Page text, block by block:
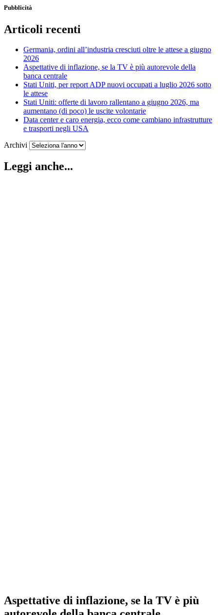
Pubblicità
Articoli recenti
Germania, ordini all’industria cresciuti oltre le attese a giugno
2026
Aspettative di inflazione, se la TV è più autorevole della
banca centrale
Stati Uniti, per report ADP nuovi occupati a luglio 2026 sotto
le attese
Stati Uniti: offerte di lavoro rallentano a giugno 2026, ma
aumentano (di poco) le uscite volontarie
Data center e caro energia, ecco come cambiano infrastrutture
e trasporti negli USA
Archivi
Leggi anche...
Aspettative di inflazione, se la TV è più